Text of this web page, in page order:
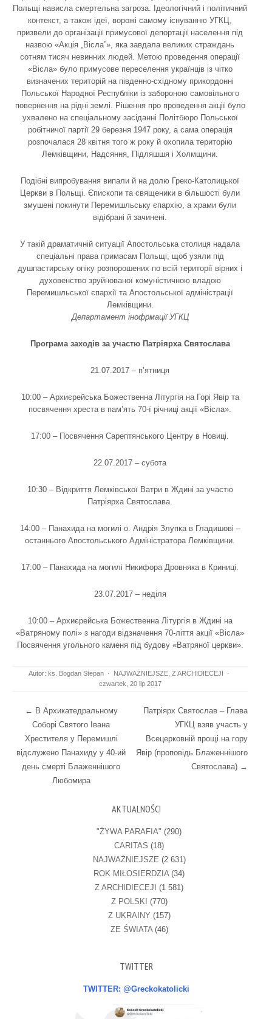
Польщі нависла смертельна загроза. Ідеологічний і політичний
контекст, а також ідеї, ворожі самому існуванню УГКЦ,
призвели до організації примусової депортації населення під
назвою «Акція „Вісла”», яка завдала великих страждань
сотням тисяч невинних людей. Метою проведення операції
«Вісла» було примусове переселення українців із чітко
визначених територій на південно-східному прикордонні
Польської Народної Республіки із забороною самовільного
повернення на рідні землі. Рішення про проведення акції було
ухвалено на спеціальному засіданні Політбюро Польської
робітничої партії 29 березня 1947 року, а сама операція
розпочалася 28 квітня того ж року й охопила територію
Лемківщини, Надсяння, Підляшшя і Холмщини.
Подібні випробування випали й на долю Греко-Католицької
Церкви в Польщі. Єпископи та священики в більшості були
змушені покинути Перемишльську єпархію, а храми були
відібрані й зачинені.
У такій драматичній ситуації Апостольська столиця надала
спеціальні права примасам Польщі, щоб узяли під
душпастирську опіку розпорошених по всій території вірних і
духовенство зруйнованої комуністичною владою
Перемишльської єпархії та Апостольської адміністрації
Лемківщини.
Департамент інофрмації УГКЦ
Програма заходів за участю Патріярха Святослава
21.07.2017 – п’ятниця
10:00 – Архиєрейська Божественна Літургія на Горі Явір та
посвячення хреста в пам’ять 70-ї річниці акції «Вісла».
17:00 – Посвячення Сарептянського Центру в Новиці.
22.07.2017 – субота
10:30 – Відкриття Лемківської Ватри в Ждині за участю
Патріярха Святослава.
14:00 – Панахида на могилі о. Андрія Злупка в Гладишові –
останнього Апостольського Адміністратора Лемківщини.
17:00 – Панахида на могилі Никифора Дровняка в Криниці.
23.07.2017 – неділя
10:00 – Архиєрейська Божественна Літургія в Ждині на
«Ватряному полі» з нагоди відзначення 70-ліття акції «Вісла»
Посвячення угольного каменя під будову «Ватряної церкви».
Autor: ks. Bogdan Stepan · NAJWAŻNIEJSZE Z ARCHIDIECEJI
·
czwartek, 20 lip 2017
Post navigation
← В Архикатедральному
Соборі Святого Івана
Хрестителя у Перемишлі
відслужено Панахиду у 40-ий
день смерті Блаженнішого
Любомира
Патріярх Святослав – Глава
УГКЦ взяв участь у
Всецерковній прощі на гору
Явір (проповідь Блаженнішого
Святослава) →
AKTUALNOŚCI
"ŻYWA PARAFIA" (290)
CARITAS (18)
NAJWAŻNIEJSZE (2 631)
ROK MIŁOSIERDZIA(34)
Z ARCHIDIECEJI (1 581)
Z POLSKI (770)
Z UKRAINY (157)
ZE ŚWIATA(46)
TWITTER
TWITTER: @Greckokatolicki